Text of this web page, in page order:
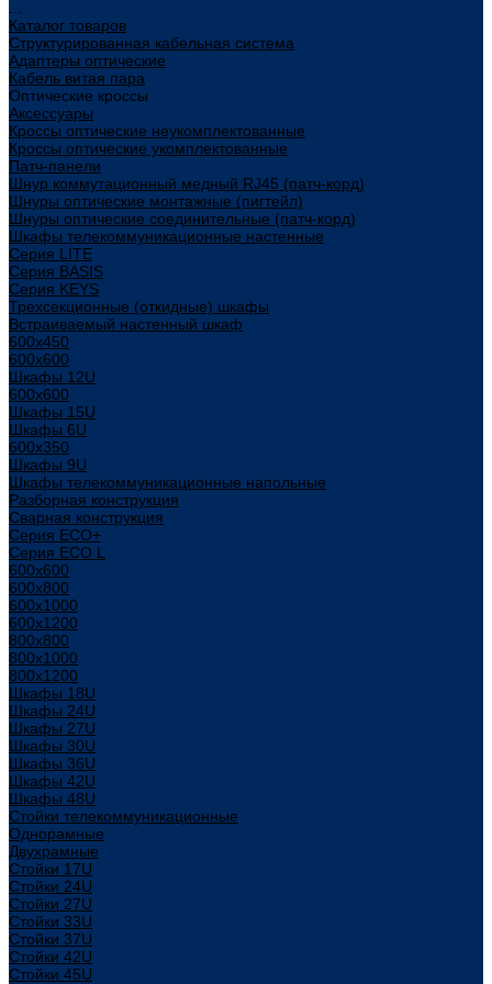
Каталог товаров
Структурированная кабельная система
Адаптеры оптические
Кабель витая пара
Оптические кроссы
Аксессуары
Кроссы оптические неукомплектованные
Кроссы оптические укомплектованные
Патч-панели
Шнур коммутационный медный RJ45 (патч-корд)
Шнуры оптические монтажные (пигтейл)
Шнуры оптические соединительные (патч-корд)
Шкафы телекоммуникационные настенные
Cерия LITE
Cерия BASIS
Cерия KEYS
Трехсекционные (откидные) шкафы
Встраиваемый настенный шкаф
600x450
600x600
Шкафы 12U
600x600
Шкафы 15U
Шкафы 6U
600x350
Шкафы 9U
Шкафы телекоммуникационные напольные
Разборная конструкция
Сварная конструкция
Серия ECO+
Серия ECO L
600x600
600x800
600х1000
600х1200
800x800
800х1000
800х1200
Шкафы 18U
Шкафы 24U
Шкафы 27U
Шкафы 30U
Шкафы 36U
Шкафы 42U
Шкафы 48U
Стойки телекоммуникационные
Однорамные
Двухрамные
Стойки 17U
Стойки 24U
Стойки 27U
Стойки 33U
Стойки 37U
Стойки 42U
Стойки 45U